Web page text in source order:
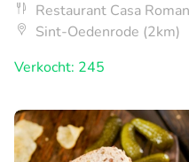
Restaurant Casa
Sint-Oedenrode (2km)
Verkocht: 245